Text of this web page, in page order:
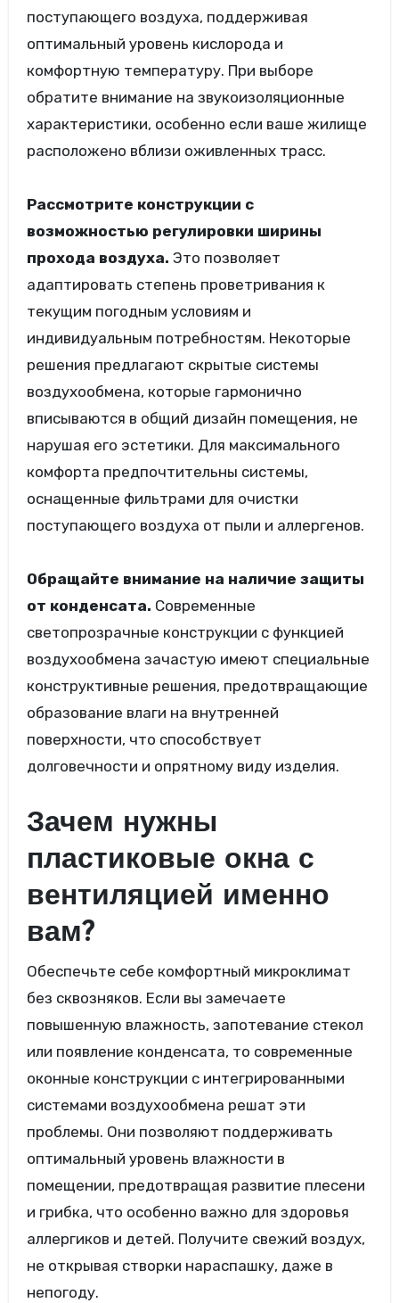
поступающего воздуха, поддерживая
оптимальный уровень кислорода и
комфортную температуру. При выборе
обратите внимание на звукоизоляционные
характеристики, особенно если ваше жилище
расположено вблизи оживленных трасс.
Рассмотрите конструкции с
возможностью регулировки ширины
прохода воздуха. Это позволяет
адаптировать степень проветривания к
текущим погодным условиям и
индивидуальным потребностям. Некоторые
решения предлагают скрытые системы
воздухообмена, которые гармонично
вписываются в общий дизайн помещения, не
нарушая его эстетики. Для максимального
комфорта предпочтительны системы,
оснащенные фильтрами для очистки
поступающего воздуха от пыли и аллергенов.
Обращайте внимание на наличие защиты
от конденсата. Современные
светопрозрачные конструкции с функцией
воздухообмена зачастую имеют специальные
конструктивные решения, предотвращающие
образование влаги на внутренней
поверхности, что способствует
долговечности и опрятному виду изделия.
Зачем нужны
пластиковые окна с
вентиляцией именно
вам?
Обеспечьте себе комфортный микроклимат
без сквозняков. Если вы замечаете
повышенную влажность, запотевание стекол
или появление конденсата, то современные
оконные конструкции с интегрированными
системами воздухообмена решат эти
проблемы. Они позволяют поддерживать
оптимальный уровень влажности в
помещении, предотвращая развитие плесени
и грибка, что особенно важно для здоровья
аллергиков и детей. Получите свежий воздух,
не открывая створки нараспашку, даже в
непогоду.